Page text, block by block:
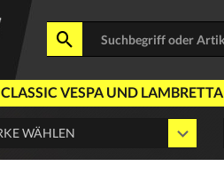
CLASSIC VESPA UND LAMBRETTA